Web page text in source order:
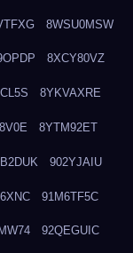
8WSU0MSW
8XCY80VZ
8YKVAXRE
8YTM92ET
902YJAIU
91M6TF5C
92QEGUIC